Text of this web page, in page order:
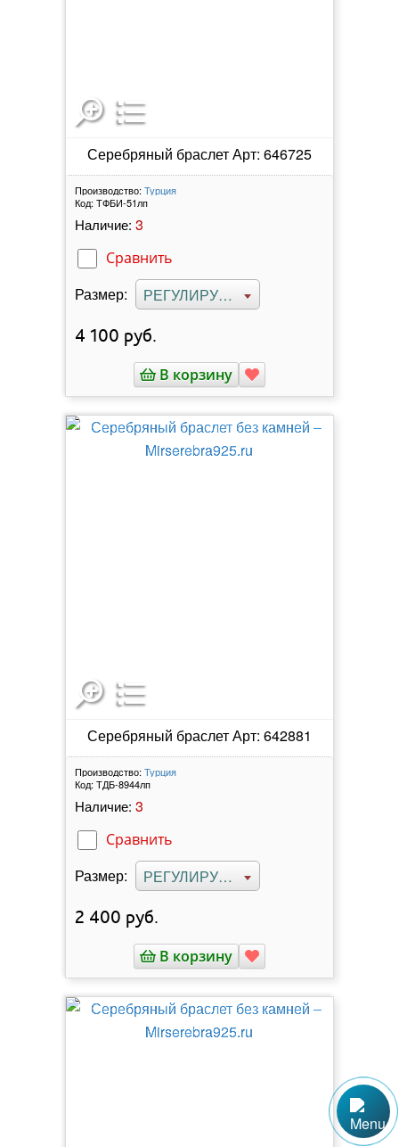
Серебряный браслет Арт: 646725
Производство: Турция
Код: ТФБИ-51лп
Наличие: 3
Сравнить
Размер: РЕГУЛИРУЕМЫЙ
4 100 руб.
В корзину
Серебряный браслет Арт: 642881
Производство: Турция
Код: ТДБ-8944лп
Наличие: 3
Сравнить
Размер: РЕГУЛИРУЕМЫЙ
2 400 руб.
В корзину